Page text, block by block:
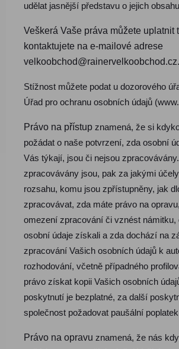
udělat jasnější představu o jejich
Veškerá Vaše práva můžete uplatnit
kontaktujete na e-mailové adrese
velkoobchod@rainervelkoobchod.cz.
Stížnost můžete podat u dozorového
Úřad pro ochranu osobních údajů
Právo na přístup znamená, že si
požádat o naše potvrzení, zda osobní
Vás týkají, jsou či nejsou
zpracovávány jsou, pak za jakými
rozsahu, komu jsou zpřístupněny, jak
zpracovávat, zda máte právo na
omezení zpracování či vznést námitku,
osobní údaje získali a zda dochází na
zpracování Vašich osobních údajů k
rozhodování, včetně případného
právo získat kopii Vašich osobních
poskytnutí je bezplatné, za další
společnost požadovat paušální
Právo na opravu znamená, že nás